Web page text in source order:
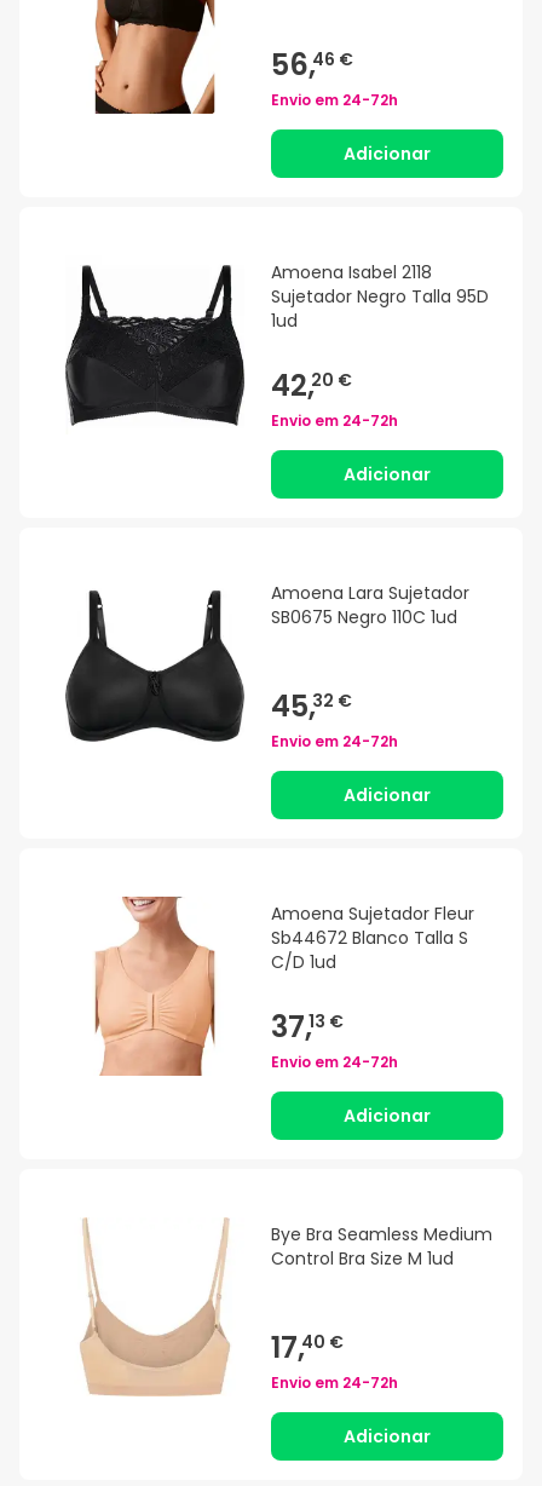
56,46 €
Envio em 24-72h
Adicionar
Amoena Isabel 2118
Sujetador Negro Talla 95D
1ud
42,20 €
Envio em 24-72h
Adicionar
Amoena Lara Sujetador
SB0675 Negro 110C 1ud
45,32 €
Envio em 24-72h
Adicionar
Amoena Sujetador Fleur
Sb44672 Blanco Talla S
C/D 1ud
37,13 €
Envio em 24-72h
Adicionar
Bye Bra Seamless Medium
Control Bra Size M 1ud
17,40 €
Envio em 24-72h
Adicionar